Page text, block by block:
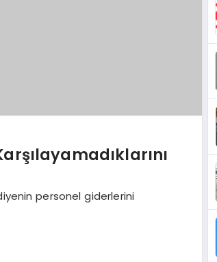
personel giderlerini